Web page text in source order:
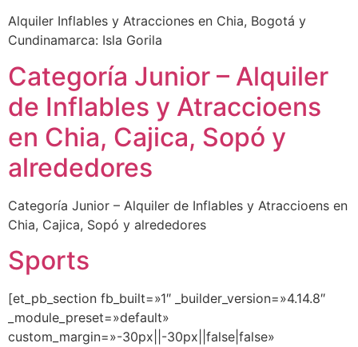
Alquiler Inflables y Atracciones en Chia, Bogotá y
Cundinamarca: Isla Gorila
Categoría Junior – Alquiler
de Inflables y Atraccioens
en Chia, Cajica, Sopó y
alrededores
Categoría Junior – Alquiler de Inflables y Atraccioens en
Chia, Cajica, Sopó y alrededores
Sports
[et_pb_section fb_built=»1″ _builder_version=»4.14.8″
_module_preset=»default»
custom_margin=»-30px||-30px||false|false»